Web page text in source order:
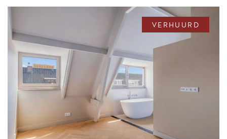
VERHUURD